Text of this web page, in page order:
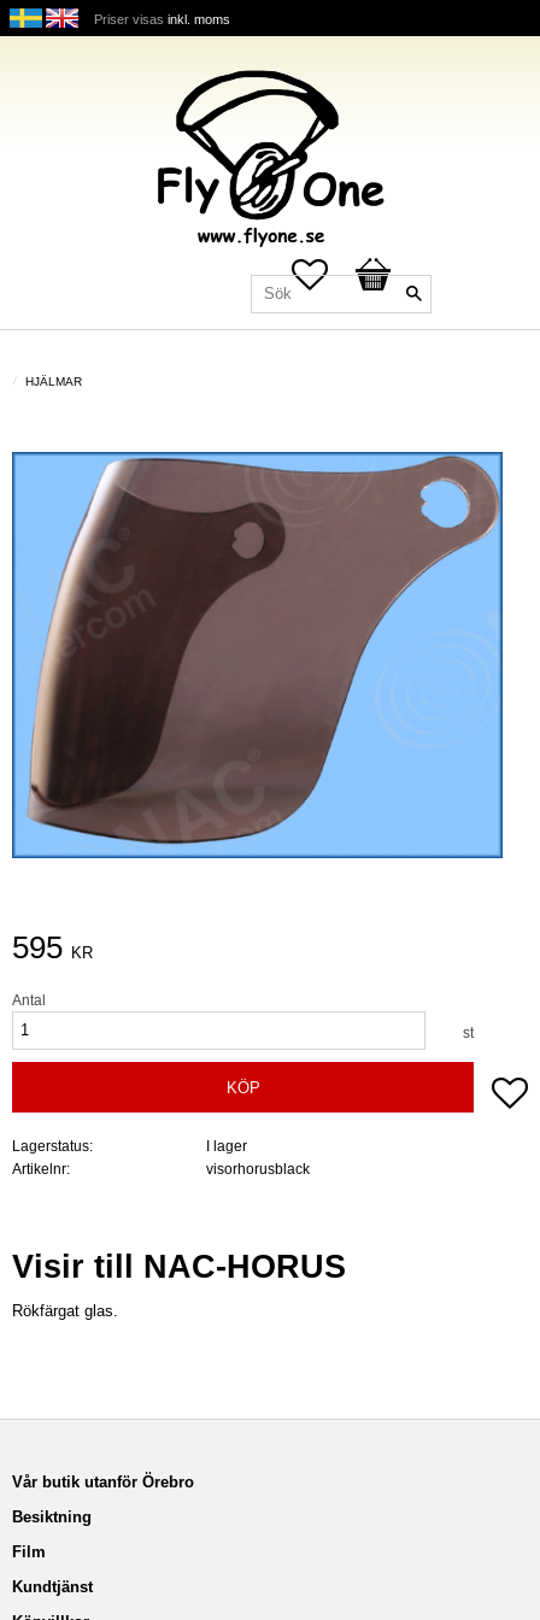
Priser visas inkl. moms
Favoriter
Kundvagn
HJÄLMAR
595 KR
Antal
st
KÖP
Lagerstatus
I lager
Artikelnr
visorhorusblack
Visir till NAC-HORUS
Rökfärgat glas.
Vår butik utanför Örebro
Besiktning
Film
Kundtjänst